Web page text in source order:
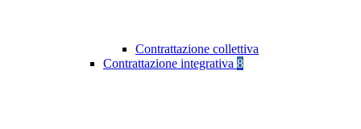
Contrattazione collettiva
Contrattazione integrativa 8